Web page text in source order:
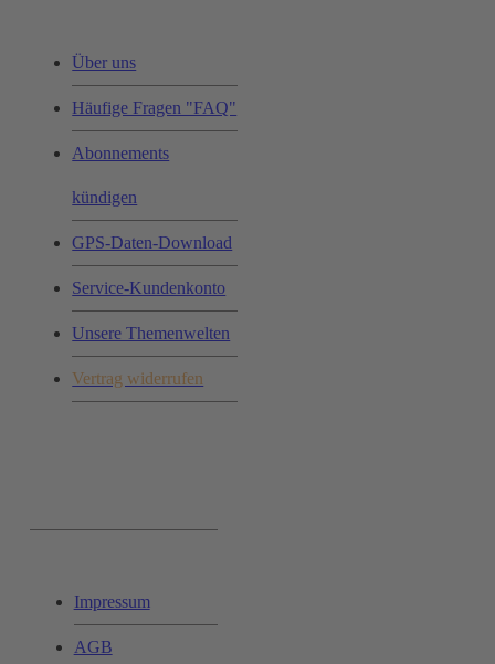
Über uns
Häufige Fragen "FAQ"
Abonnements
kündigen
GPS-Daten-Download
Service-Kundenkonto
Unsere Themenwelten
Vertrag widerrufen
Impressum
AGB